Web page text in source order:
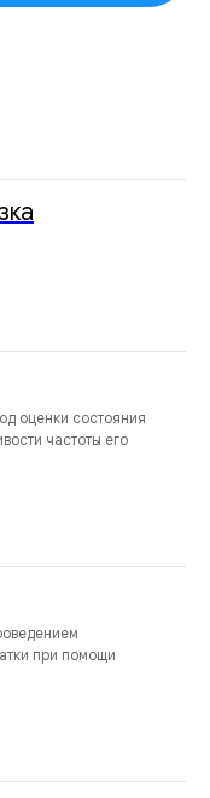
оценки состояния
частоты его
при помощи